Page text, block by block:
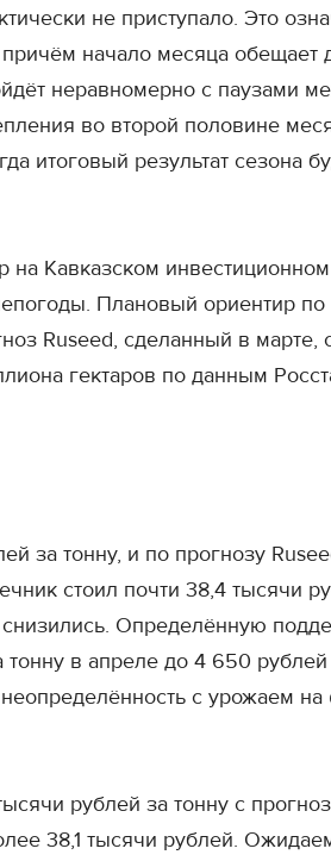
не приступало. Это
начало месяца
неравномерно с паузами
во второй половине
итоговый результат сезона
Кавказском
Плановый ориентир по
Ruseed, сделанный в
гектаров по данным
за тонну, и по прогнозу
стоил почти 38,4 тысячи
Определённую
в апреле до 4 650
с урожаем
рублей за тонну с
38,1 тысячи рублей.